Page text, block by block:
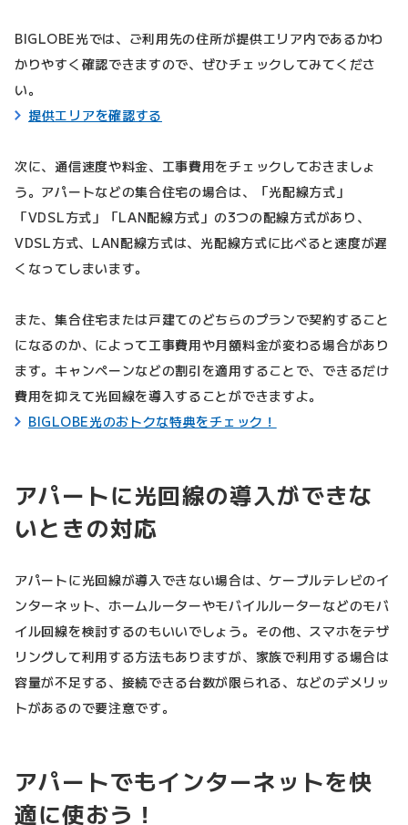
BIGLOBE光では、ご利用先の住所が提供エリア内であるかわ
かりやすく確認できますので、ぜひチェックしてみてくださ
い。
提供エリアを確認する
次に、通信速度や料金、工事費用をチェックしておきましょ
う。アパートなどの集合住宅の場合は、「光配線方式」
「VDSL方式」「LAN配線方式」の3つの配線方式があり、
VDSL方式、LAN配線方式は、光配線方式に比べると速度が遅
くなってしまいます。
また、集合住宅または戸建てのどちらのプランで契約すること
になるのか、によって工事費用や月額料金が変わる場合があり
ます。キャンペーンなどの割引を適用することで、できるだけ
費用を抑えて光回線を導入することができますよ。
BIGLOBE光のおトクな特典をチェック！
アパートに光回線の導入ができな
いときの対応
アパートに光回線が導入できない場合は、ケーブルテレビのイ
ンターネット、ホームルーターやモバイルルーターなどのモバ
イル回線を検討するのもいいでしょう。その他、スマホをテザ
リングして利用する方法もありますが、家族で利用する場合は
容量が不足する、接続できる台数が限られる、などのデメリッ
トがあるので要注意です。
アパートでもインターネットを快
適に使おう！